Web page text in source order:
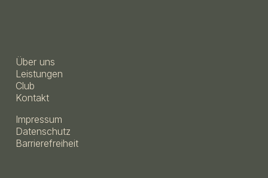
Über uns
Leistungen
Club
Kontakt
Impressum
Datenschutz
Barrierefreiheit